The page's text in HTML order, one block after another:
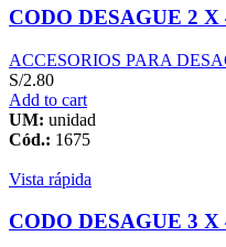
CODO DESAGUE 2 X
ACCESORIOS PARA
S/2.80
Add to cart
UM: unidad
Cód.: 1675
Vista rápida
CODO DESAGUE 3 X